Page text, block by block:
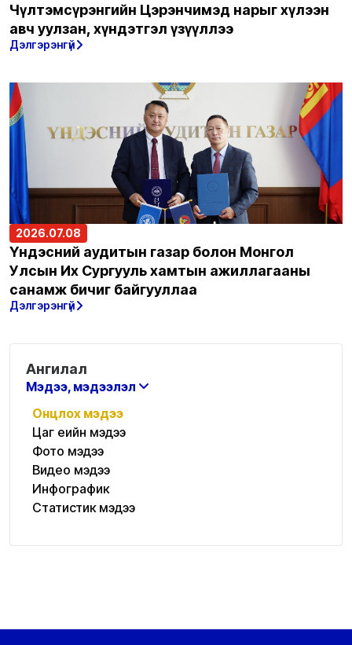
Чүлтэмсүрэнгийн Цэрэнчимэд нарыг хүлээн
авч уулзан, хүндэтгэл үзүүллээ
Дэлгэрэнгүй
2026.07.08
Үндэсний аудитын газар болон Монгол
Улсын Их Сургууль хамтын ажиллагааны
санамж бичиг байгууллаа
Дэлгэрэнгүй
Ангилал
Мэдээ, мэдээлэл
Онцлох мэдээ
Цаг үеийн мэдээ
Фото мэдээ
Видео мэдээ
Инфографик
Статистик мэдээ